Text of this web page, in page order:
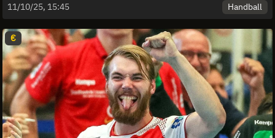
11/10/25, 15:45 Handball
€